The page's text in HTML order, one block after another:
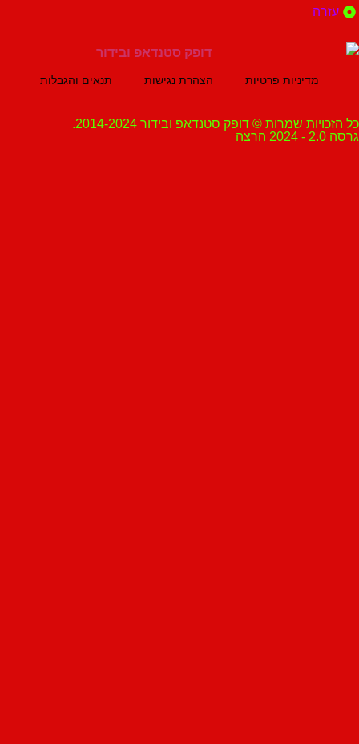
מדיניות פרטיות הצהרת נגישות תנאים והגבלות
שמרות © דופק סטנדאפ ובידור 2014-2024.